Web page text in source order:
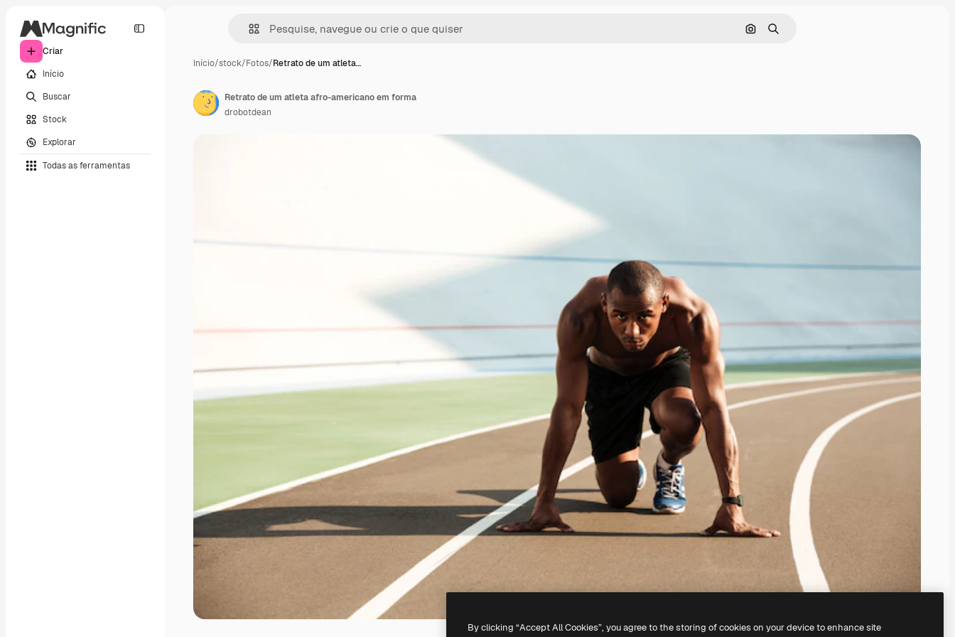
Criar
Início
Buscar
Stock
Explorar
Todas as ferramentas
Pesquisar por imagem
Buscar
Início/stock/Fotos/Retrato de um atleta…
Retrato de um atleta afro-americano em forma
drobotdean
By clicking “Accept All Cookies”, you agree to the storing of cookies on your device to enhance site